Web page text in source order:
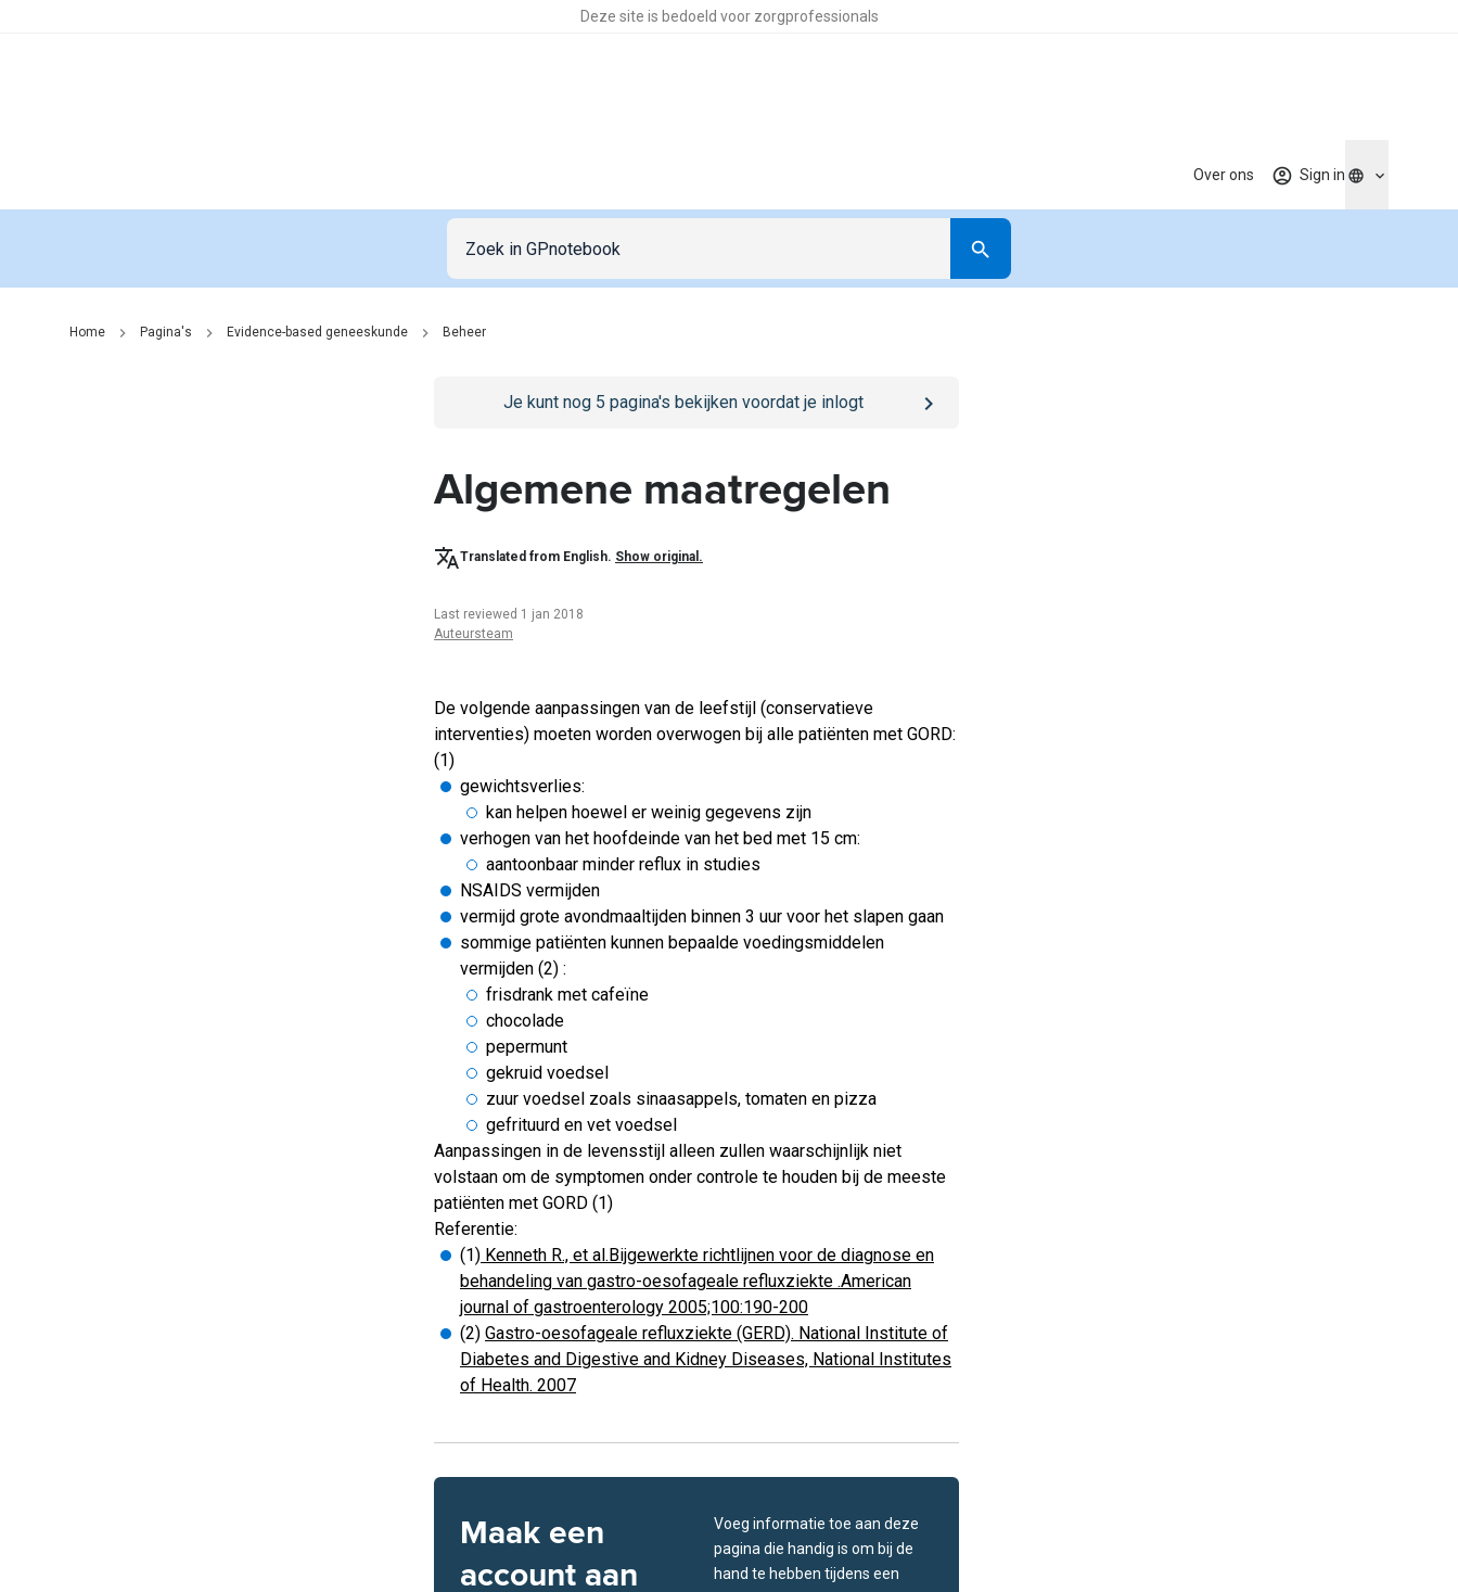
Deze site is bedoeld voor zorgprofessionals
Over ons Sign in
Home Pagina's Evidence-based geneeskunde Beheer
/sign-inpage
Je kunt nog 5 pagina's bekijken voordat je inlogt
Algemene maatregelen
Translated from English. Show original.
Last reviewed 1 jan 2018
Auteursteam
De volgende aanpassingen van de leefstijl (conservatieve
interventies) moeten worden overwogen bij alle patiënten met GORD:
(1)
gewichtsverlies:
kan helpen hoewel er weinig gegevens zijn
verhogen van het hoofdeinde van het bed met 15 cm:
aantoonbaar minder reflux in studies
NSAIDS vermijden
vermijd grote avondmaaltijden binnen 3 uur voor het slapen gaan
sommige patiënten kunnen bepaalde voedingsmiddelen
vermijden (2) :
frisdrank met cafeïne
chocolade
pepermunt
gekruid voedsel
zuur voedsel zoals sinaasappels, tomaten en pizza
gefrituurd en vet voedsel
Aanpassingen in de levensstijl alleen zullen waarschijnlijk niet
volstaan om de symptomen onder controle te houden bij de meeste
patiënten met GORD (1)
Referentie:
(1) Kenneth R., et al.Bijgewerkte richtlijnen voor de diagnose en
behandeling van gastro-oesofageale refluxziekte .American
journal of gastroenterology 2005;100:190-200
(2) Gastro-oesofageale refluxziekte (GERD). National Institute of
Diabetes and Digestive and Kidney Diseases, National Institutes
of Health. 2007
Maak een
account aan
Voeg informatie toe aan deze
pagina die handig is om bij de
hand te hebben tijdens een